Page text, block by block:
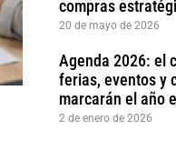
compras
20 de mayo de 2026
Agenda 2026: el
ferias, eventos y
marcarán el año
2 de enero de 2026